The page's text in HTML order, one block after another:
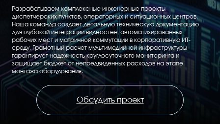
Разрабатываем комплексные инженерные проекты
диспетчерских пунктов, операторных и ситуационных центров.
Наша команда создает детальную техническую документацию
для глубокой интеграции видеостен, автоматизированных
рабочих мест и матричной коммутации в корпоративную ИТ-
среду. Грамотный расчет мультимедийной инфраструктуры
гарантирует надежность круглосуточного мониторинга и
защищает бюджет от непредвиденных расходов на этапе
монтажа оборудования.
Обсудить проект